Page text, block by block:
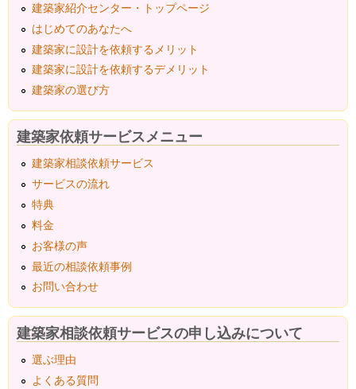
建築家紹介センター・トップページ
はじめてのあなたへ
建築家に設計を依頼するメリット
建築家に設計を依頼するデメリット
建築家の選び方
建築家依頼サービスメニュー
建築家相談依頼サービス
サービスの流れ
特典
料金
お客様の声
最近の相談依頼事例
お問い合わせ
建築家相談依頼サービスの申し込みについて
選ぶ理由
よくある質問